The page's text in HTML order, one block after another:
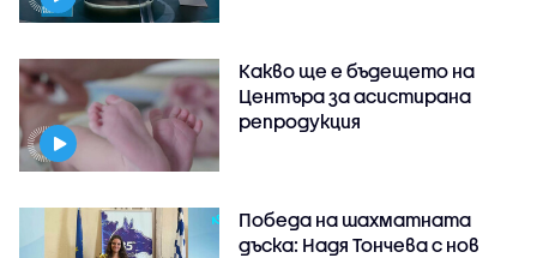
Какво ще е бъдещето на
Центъра за асистирана
репродукция
Победа на шахматната
дъска: Надя Тончева с нов